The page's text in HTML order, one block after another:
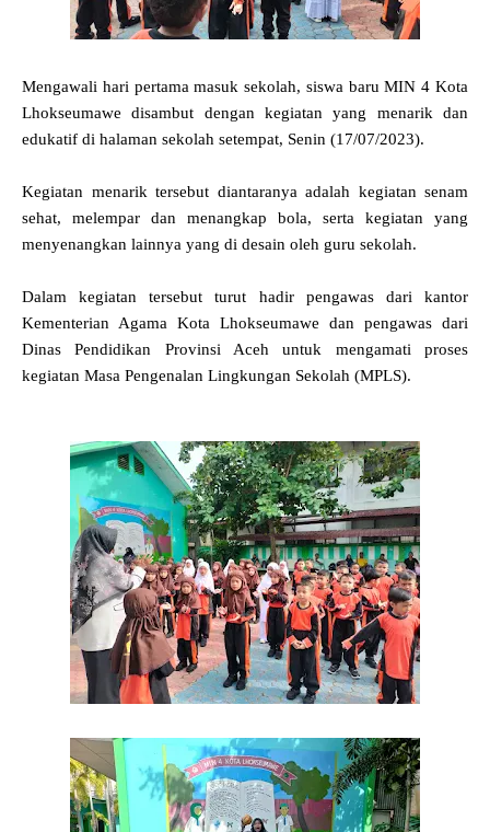
Mengawali hari pertama masuk sekolah, siswa baru MIN 4 Kota
Lhokseumawe disambut dengan kegiatan yang menarik dan
edukatif di halaman sekolah setempat, Senin (17/07/2023).
Kegiatan menarik tersebut diantaranya adalah kegiatan senam
sehat, melempar dan menangkap bola, serta kegiatan yang
menyenangkan lainnya yang di desain oleh guru sekolah.
Dalam kegiatan tersebut turut hadir pengawas dari kantor
Kementerian Agama Kota Lhokseumawe dan pengawas dari
Dinas Pendidikan Provinsi Aceh untuk mengamati proses
kegiatan Masa Pengenalan Lingkungan Sekolah (MPLS).